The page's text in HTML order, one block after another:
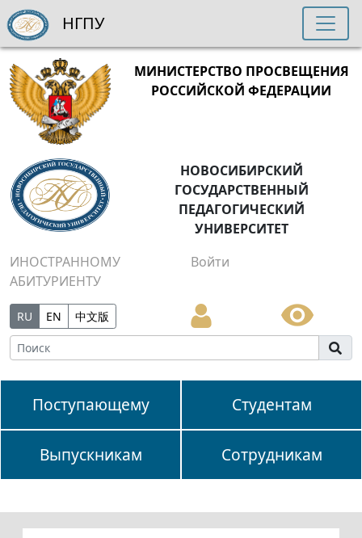
МИНИСТЕРСТВО ПРОСВЕЩЕНИЯ
РОССИЙСКОЙ ФЕДЕРАЦИИ
НОВОСИБИРСКИЙ
ГОСУДАРСТВЕННЫЙ
ПЕДАГОГИЧЕСКИЙ
УНИВЕРСИТЕТ
ИНОСТРАННОМУ
АБИТУРИЕНТУ
Войти
RU EN 中文版
Поступающему Студентам
Выпускникам Сотрудникам
НГПУ